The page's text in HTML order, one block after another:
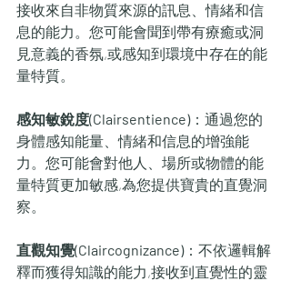
接收來自非物質來源的訊息、情緒和信
息的能力。您可能會聞到帶有療癒或洞
見意義的香氛,或感知到環境中存在的能
量特質。
感知敏銳度(Clairsentience)：通過您的
身體感知能量、情緒和信息的增強能
力。您可能會對他人、場所或物體的能
量特質更加敏感,為您提供寶貴的直覺洞
察。
直觀知覺(Claircognizance)：不依邏輯解
釋而獲得知識的能力,接收到直覺性的靈